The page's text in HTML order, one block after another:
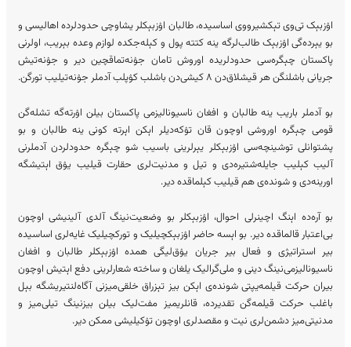
اۉزبېک تی‌وی تېکشیرووی اساسیده، طالبان اۉزبېکلر یشاوچی حدودلرده اهالیسی و
بو یېرده‌گی اۉزبېک طالب‌لرگه ینه کتته پول و کېله‌جکده لوازم وعده بېریب، اولرنی
پاکستان چېگره‌سی حدودلریده اوروش تامان جۉنه‌تماقچین دیر و جۉنه‌تیش
جریانی باشلنگن هر قیشلاق‌دن ۸ کیشی‌دن باشلب کۉپلب آدملر جۉنه‌تیلیب تورگن.
بو آدملر باریب ینه طالبان و افغان ناسیونالیزمی پاکستان بیلن اۉرته‌گه تشله‌گن
قومی چېگره اوروشی اوچون قان تۉکه‌دیلر اېکن اېرته کونی ینه طالبان و بو
پشتوانلی توشینچه‌سی اۉزبېکلر یېرلرینی باسیب شو چېگره حدودلردن آدملرنی
آلیب کېلیب جایله‌شتیره‌دی و تیل و مدنیت‌لری حقارت قیلیب یۉق اېتیشگه
اورینه‌دی و شونده‌ی هم قیلیب کېلماقده دیر.
بو آره‌ده اېنگ اچینرلی احوال، اۉزبېکلر بو وضعیت‌نینگ آلدی آلینیشی اوچون
بی‌اعتبار قالماقده دیر. بو اېسه حاضر اۉزبېکچیلیک و تورکچیلیک غایه‌لری اساسیده
بیر استراتیژی و فعال بیر جریان یۉق‌لیگی همده اۉزبېکلر طالبان و افغان
ناسیونالیزمی‎‌نینگ دینی و ملی‌گرالیک یلغان و ساخته شعارلرینی دفع اېتیش اوچون
بیران حرکت قیلمه‌یپتی شونده‌ی اېکن بیز تېزراق خلقی‌میزنی آگاه‌لنتیریشگه بېل
باغلب حرکت قیلمه‌گن تقدیرده، قانلریمیز مفت‌لیک بیلن بیزنینگ تیلی‌میز و
مدنیتی‌میز دشمن‌لری نیت و مقصدلری اوچون تۉکیلیشی ممکن دیر.